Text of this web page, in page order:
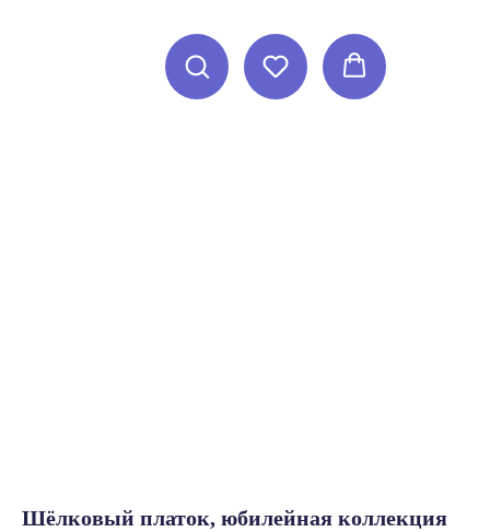
Шёлковый платок, юбилейная коллекция